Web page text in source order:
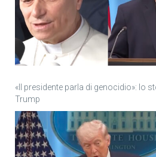
«Il presidente parla di genocidio»: lo
Trump